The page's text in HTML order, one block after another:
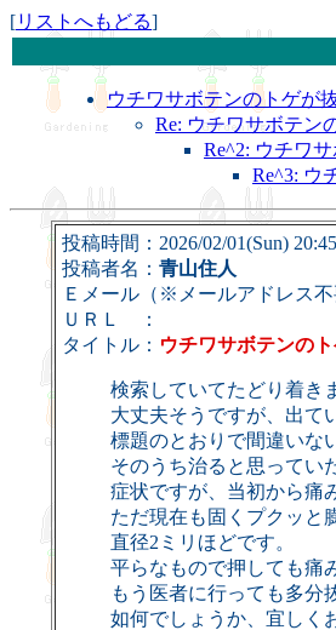
[リストへもどる]
ウチワサボテンのトゲが
Re: ウチワサボテン
Re^2: ウチワ
Re^3: ウ
投稿時間：2026/02/01(Sun) 20:45
投稿者名： 青山住人
Ｅメール（※メールアドレス不
ＵＲＬ ：
タイトル： ウチワサボテンの
検索していてたどり着き
大丈夫そうですが、出て
標題のとおりで間違いな
そのうち治ると思ってい
症状ですが、当初から痛
ただ現在も固くプクッと
直径2ミリほどです。
平らなもので押しても痛
もう医者に行っても多分
如何でしょうか、宜しく